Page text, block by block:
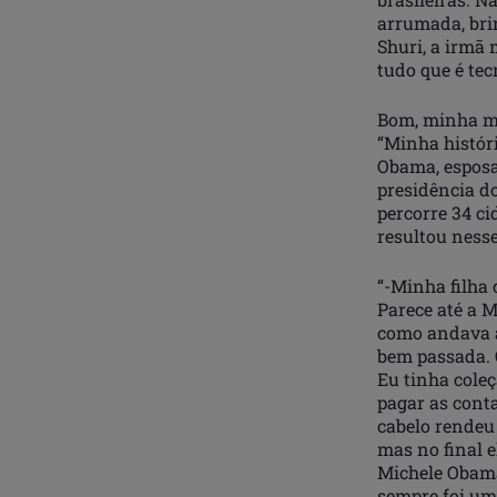
arrumada,
Shuri, a irmã
tudo que é
Bom, minha
“Minha
Obama,
presidência
percorre 34
resultou
“-Minha filha
Parece até a
como andava
bem
Eu tinha
pagar as
cabelo
mas no final
Michele